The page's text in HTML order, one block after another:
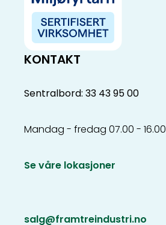
KONTAKT
Sentralbord: 33 43 95 00
Mandag - fredag 07.00 - 16.00
Se våre lokasjoner
salg@framtreindustri.no